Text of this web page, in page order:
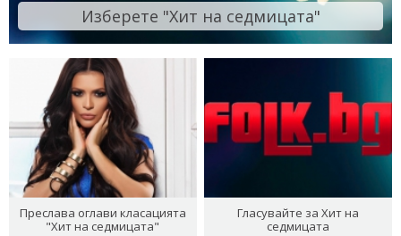
Изберете "Хит на седмицата"
Преслава оглави класацията
"Хит на седмицата"
Гласувайте за Хит на
седмицата